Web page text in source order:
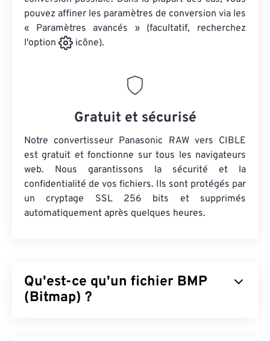
pouvez affiner les paramètres de conversion via les
« Paramètres avancés » (facultatif, recherchez
l'option
icône).
Gratuit et sécurisé
Notre convertisseur Panasonic RAW vers CIBLE
est gratuit et fonctionne sur tous les navigateurs
web. Nous garantissons la sécurité et la
confidentialité de vos fichiers. Ils sont protégés par
un cryptage SSL 256 bits et supprimés
automatiquement après quelques heures.
Qu'est-ce qu'un fichier BMP
(Bitmap) ?